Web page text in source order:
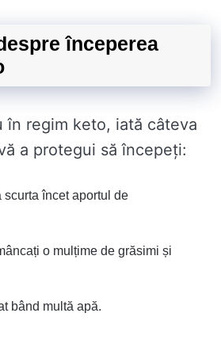
începerea
în regim keto, iată câteva
a protegui să începeți:
scurta încet aportul de
o mulțime de grăsimi și
bând multă apă.